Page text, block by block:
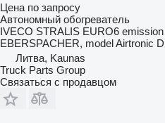
Цена по запросу
Автономный обогреватель
IVECO STRALIS EURO6
EBERSPACHER, model Airtronic
Литва, Kaunas
Truck Parts Group
Связаться с продавцом